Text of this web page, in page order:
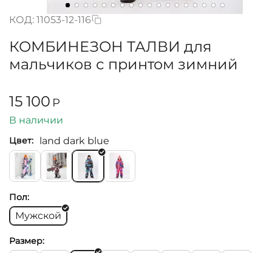
КОД: 11053-12-116
КОМБИНЕЗОН ТАЛВИ для
мальчиков с принтом зимний
15 100 Р
В наличии
Цвет: land dark blue
Пол:
Мужской
Размер: